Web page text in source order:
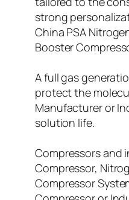
strong
China PSA
Booster
A full gas
protect the
Manufacturer or
solution life.
Compressors and
Compressor,
Compressor